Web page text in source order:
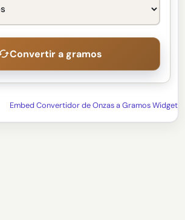
Convertir a gramos
Embed Convertidor de Onzas a Gramos Widget